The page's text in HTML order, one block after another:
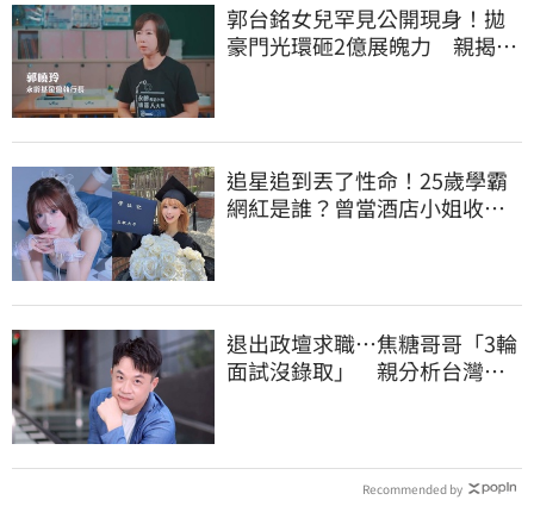
郭台銘女兒罕見公開現身！拋
豪門光環砸2億展魄力 親揭教
追星追到丟了性命！25歲學霸
網紅是誰？曾當酒店小姐收入
退出政壇求職…焦糖哥哥「3輪
面試沒錄取」 親分析台灣職
Recommended by